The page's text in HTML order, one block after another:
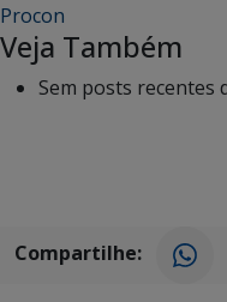
Procon
Veja Também
Sem posts recentes
Compartilhe: